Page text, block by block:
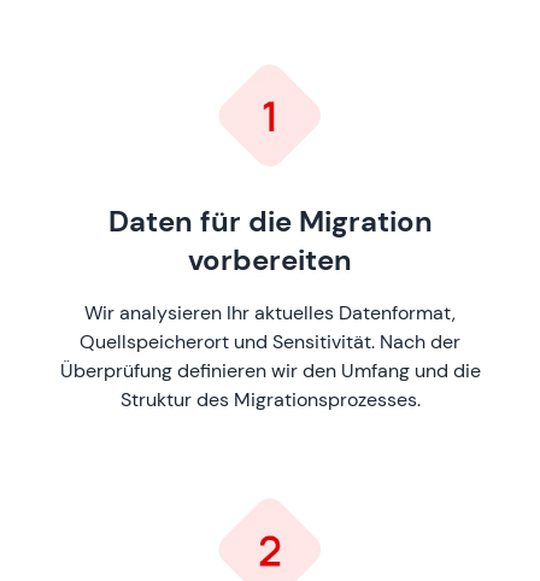
Daten für die Migration
vorbereiten
Wir analysieren Ihr aktuelles Datenformat,
Quellspeicherort und Sensitivität. Nach der
Überprüfung definieren wir den Umfang und die
Struktur des Migrationsprozesses.